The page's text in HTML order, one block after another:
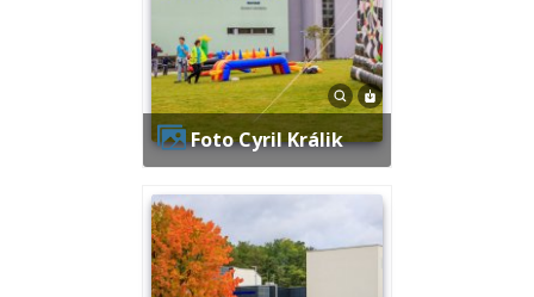
Foto Cyril Králik